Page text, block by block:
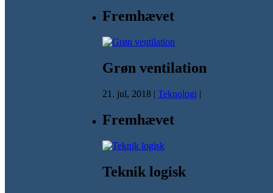
Fremhævet
Grøn ventilation
21. jul, 2018 | Teknologi |
Fremhævet
Teknik logisk